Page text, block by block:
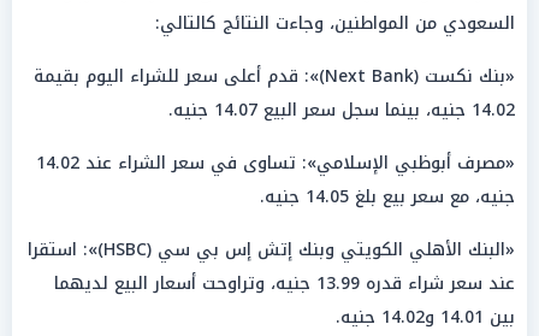
السعودي من المواطنين، وجاءت النتائج كالتالي:
«بنك نكست (Next Bank)»: قدم أعلى سعر للشراء اليوم بقيمة
14.02 جنيه، بينما سجل سعر البيع 14.07 جنيه.
«مصرف أبوظبي الإسلامي»: تساوى في سعر الشراء عند 14.02
جنيه، مع سعر بيع بلغ 14.05 جنيه.
«البنك الأهلي الكويتي وبنك إتش إس بي سي (HSBC)»: استقرا
عند سعر شراء قدره 13.99 جنيه، وتراوحت أسعار البيع لديهما
بين 14.01 و14.02 جنيه.